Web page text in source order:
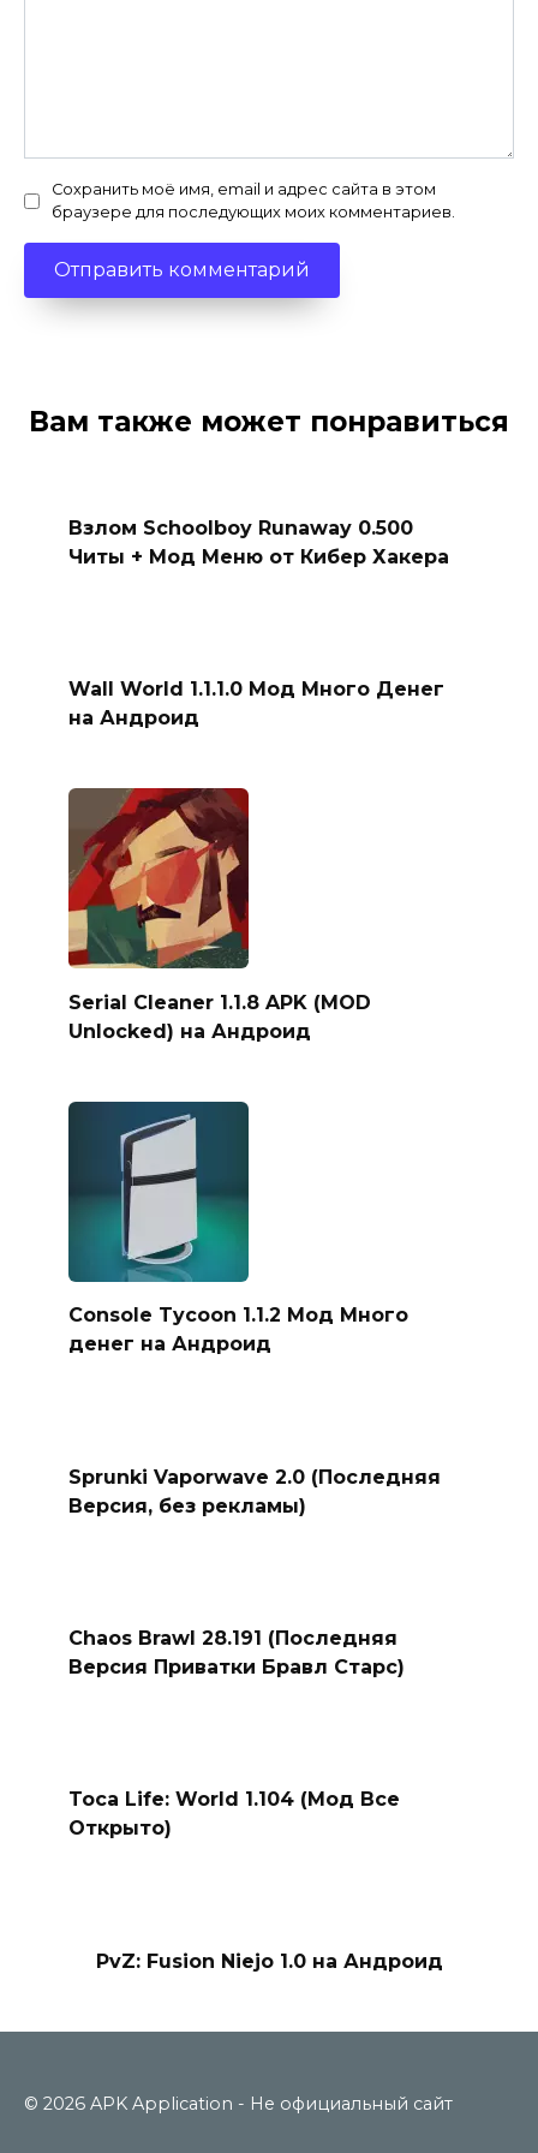
Сохранить моё имя, email и адрес сайта в этом
браузере для последующих моих комментариев.
Вам также может понравиться
Взлом Schoolboy Runaway 0.500
Читы + Мод Меню от Кибер Хакера
Wall World 1.1.1.0 Мод Много Денег
на Андроид
Serial Cleaner 1.1.8 APK (MOD
Unlocked) на Андроид
Console Tycoon 1.1.2 Мод Много
денег на Андроид
Sprunki Vaporwave 2.0 (Последняя
Версия, без рекламы)
Chaos Brawl 28.191 (Последняя
Версия Приватки Бравл Старс)
Toca Life: World 1.104 (Мод Все
Открыто)
PvZ: Fusion Niejo 1.0 на Андроид
© 2026 APK Application - Не официальный сайт